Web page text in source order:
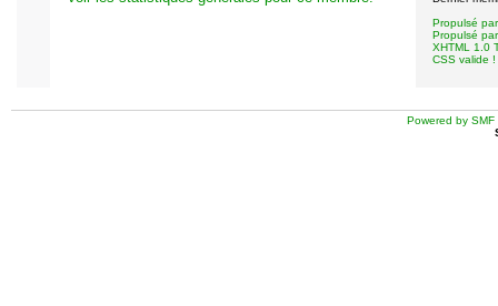
Propulsé
Propulsé
XHTML 1.0
CSS valide !
Powered by SMF